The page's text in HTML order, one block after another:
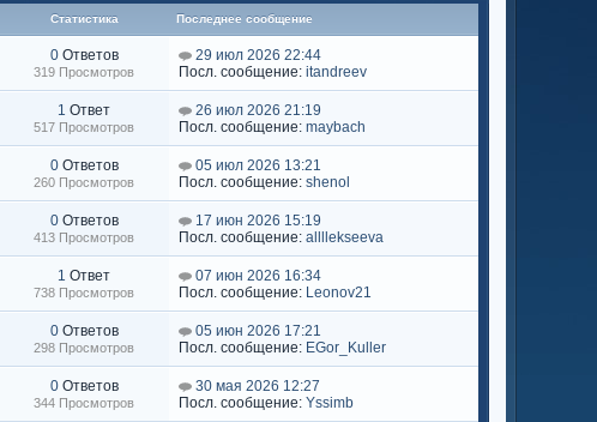
Статистика Последнее сообщение
0Ответов
319 Просмотров
29 июл 2026 22:44
Посл. сообщение:itandreev
1 Ответ
517 Просмотров
26 июл 2026 21:19
Посл. сообщение:maybach
0Ответов
260 Просмотров
05 июл 2026 13:21
Посл. сообщение:shenol
0Ответов
413 Просмотров
17 июн 2026 15:19
Посл. сообщение:allllekseeva
1 Ответ
738 Просмотров
07 июн 2026 16:34
Посл. сообщение: Leonov21
0Ответов
298 Просмотров
05 июн 2026 17:21
Посл. сообщение: EGor_Kuller
0Ответов
344 Просмотров
30 мая 2026 12:27
Посл. сообщение:Yssimb